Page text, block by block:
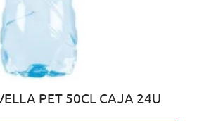
PET 50CL CAJA 24U